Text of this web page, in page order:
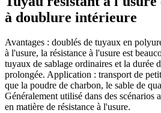
à doublure intérieure
Avantages : doublés de tuyaux en
à l'usure, la résistance à l'usure est
tuyaux de sablage ordinaires et la durée
prolongée. Application : transport de
que la poudre de charbon, le sable de
Généralement utilisé dans des scénarios
en matière de résistance à l'usure.